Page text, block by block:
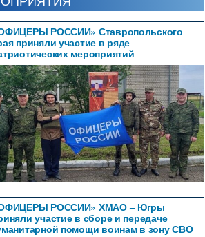
РОССИИ» Ставропольского
приняли участие в ряде
мероприятий
РОССИИ» ХМАО – Югры
участие в сборе и передаче
помощи воинам в зону СВО